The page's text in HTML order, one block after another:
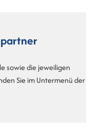
sowie die jeweiligen
Sie im Untermenü